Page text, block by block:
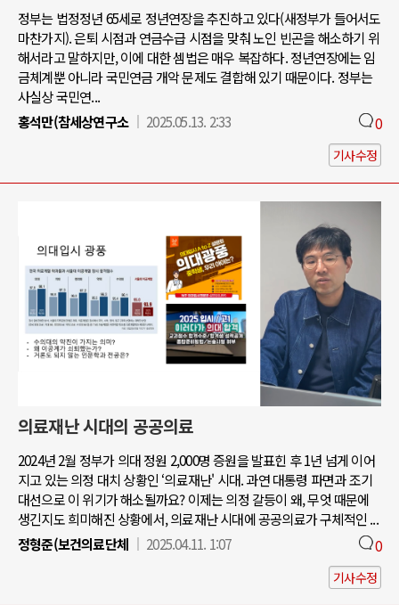
정부는 법정정년 65세로 정년연장을 추진하고 있다(새정부가 들어서도
마찬가지). 은퇴 시점과 연금수급 시점을 맞춰 노인 빈곤을 해소하기 위
해서라고 말하지만, 이에 대한 셈법은 매우 복잡하다. 정년연장에는 임
금체계뿐 아니라 국민연금 개악 문제도 결합해 있기 때문이다. 정부는
사실상 국민연...
홍석만(참세상연구소
2025.05.13. 2:33 0
기사수정
의료재난 시대의 공공의료
2024년 2월 정부가 의대 정원 2,000명 증원을 발표힌 후 1년 넘게 이어
지고 있는 의정 대치 상황인 ‘의료재난' 시대. 과연 대통령 파면과 조기
대선으로 이 위기가 해소될까요? 이제는 의정 갈등이 왜, 무엇 때문에
생긴지도 희미해진 상황에서, 의료재난 시대에 공공의료가 구체적인 ...
정형준(보건의료단체
2025.04.11. 1:07 0
기사수정